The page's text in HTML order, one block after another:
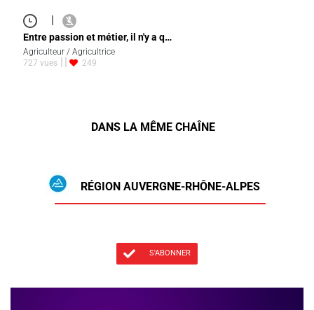
|
Entre passion et métier, il n'y a q…
Agriculteur / Agricultrice
727 vues
249
DANS LA MÊME CHAÎNE
RÉGION AUVERGNE-RHÔNE-ALPES
S'ABONNER